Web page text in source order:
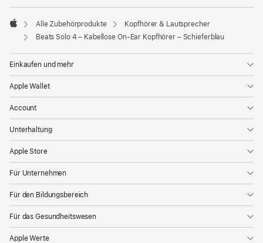
Apple
Alle Zubehörprodukte
Kopfhörer & Lautsprecher
Beats Solo 4 – Kabellose On‑Ear Kopfhörer – Schieferblau
Einkaufen und mehr
Apple Wallet
Account
Unterhaltung
Apple Store
Für Unternehmen
Für den Bildungsbereich
Für das Gesundheitswesen
Apple Werte